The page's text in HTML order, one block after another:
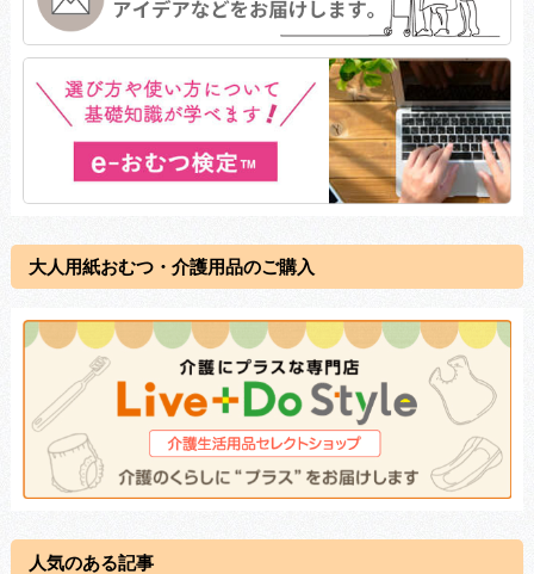
大人用紙おむつ・介護用品のご購入
人気のある記事